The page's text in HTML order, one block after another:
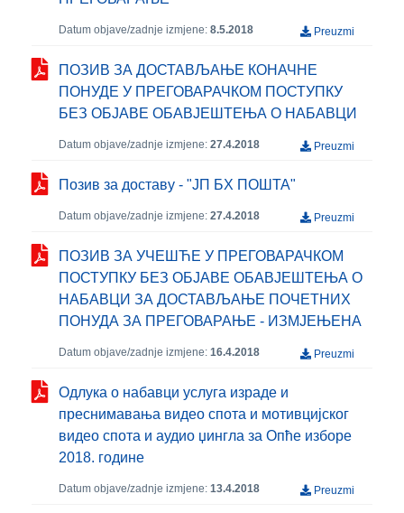
Datum objave/zadnje izmjene: 8.5.2018 Preuzmi
ПОЗИВ ЗА ДОСТАВЉАЊЕ КОНАЧНЕ
ПОНУДЕ У ПРЕГОВАРАЧКОМ ПОСТУПКУ
БЕЗ ОБЈАВЕ ОБАВЈЕШТЕЊА О НАБАВЦИ
Datum objave/zadnje izmjene: 27.4.2018 Preuzmi
Позив за доставу - "ЈП БХ ПОШТА"
Datum objave/zadnje izmjene: 27.4.2018 Preuzmi
ПОЗИВ ЗА УЧЕШЋЕ У ПРЕГОВАРАЧКОМ
ПОСТУПКУ БЕЗ ОБЈАВЕ ОБАВЈЕШТЕЊА О
НАБАВЦИ ЗА ДОСТАВЉАЊЕ ПОЧЕТНИХ
ПОНУДА ЗА ПРЕГОВАРАЊЕ - ИЗМЈЕЊЕНА
Datum objave/zadnje izmjene: 16.4.2018 Preuzmi
Одлука о набавци услуга израде и
преснимавања видео спота и мотивцијског
видео спота и аудио џингла за Опће изборе
2018. године
Datum objave/zadnje izmjene: 13.4.2018 Preuzmi